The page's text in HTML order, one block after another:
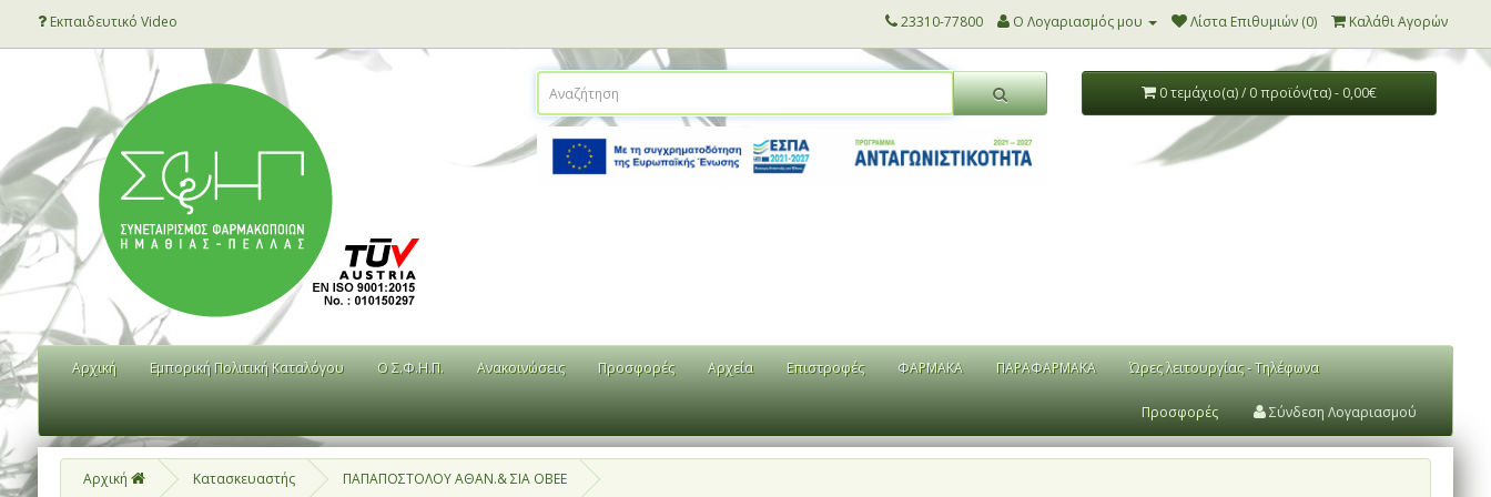
Εκπαιδευτικό Video 23310-77800 Ο Λογαριασμός μου Λίστα Επιθυμιών (0) Καλάθι Αγορών
0 τεμάχιο(α) / 0 προϊόν(τα) - 0,00€
Αρχική Εμπορική Πολιτική Καταλόγου Ο Σ.Φ.Η.Π. Ανακοινώσεις Προσφορές Αρχεία Επιστροφές ΦΑΡΜΑΚΑ ΠΑΡΑΦΑΡΜΑΚΑ Ώρες λειτουργίας - Τηλέφωνα
Προσφορές Σύνδεση Λογαριασμού
Αρχική Κατασκευαστής ΠΑΠΑΠΟΣΤΟΛΟΥ ΑΘΑΝ.& ΣΙΑ ΟΒΕΕ